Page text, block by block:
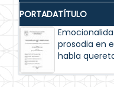
PORTADATÍTULO
prosodia en
habla